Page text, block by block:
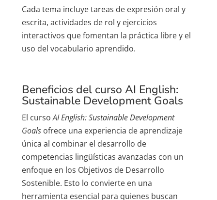
Cada tema incluye tareas de expresión oral y
escrita, actividades de rol y ejercicios
interactivos que fomentan la práctica libre y el
uso del vocabulario aprendido.
Beneficios del curso AI English:
Sustainable Development Goals
El cursoAI English: Sustainable Development
Goalsofrece una experiencia de aprendizaje
única al combinar el desarrollo de
competencias lingüísticas avanzadas con un
enfoque en los Objetivos de Desarrollo
Sostenible. Esto lo convierte en una
herramienta esencial para quienes buscan